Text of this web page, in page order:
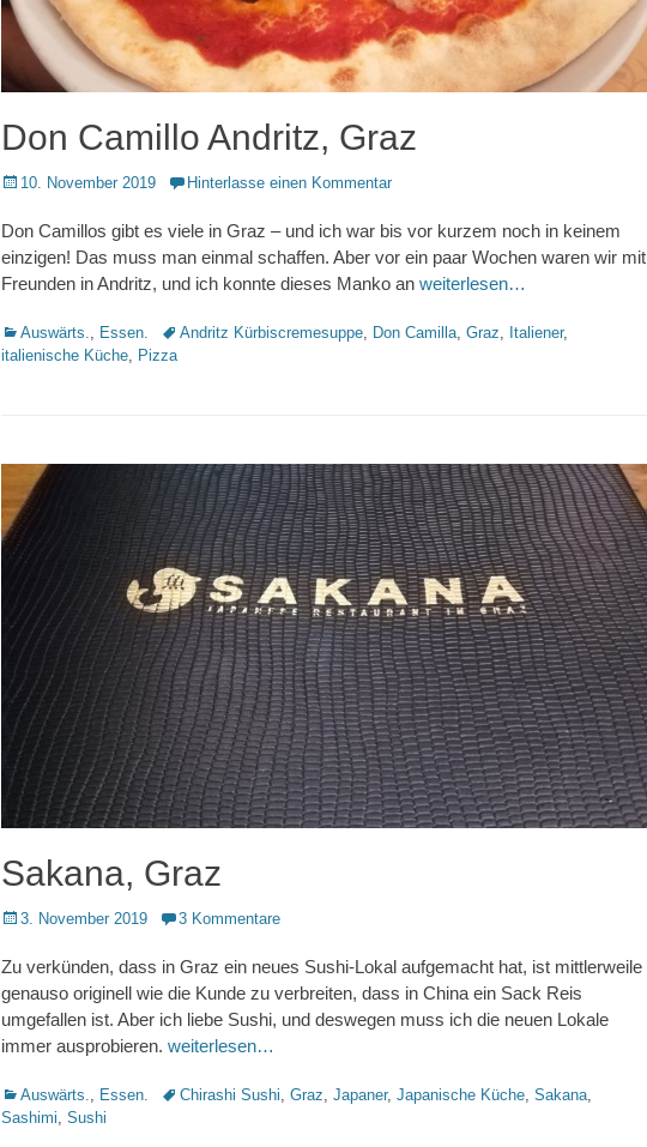
Don Camillo Andritz, Graz
Posted
10. November 2019 Hinterlasse einen Kommentar
Don Camillos gibt es viele in Graz – und ich war bis vor kurzem noch in keinem
einzigen! Das muss man einmal schaffen. Aber vor ein paar Wochen waren wir mit
Freunden in Andritz, und ich konnte dieses Manko an weiterlesen…
Kategorien
Auswärts. Essen. Schlagworte
Andritz Kürbiscremesuppe Don Camilla Graz Italiener,
italienische Küche
Pizza
Sakana, Graz
Posted
3. November 2019 3 Kommentare
Zu verkünden, dass in Graz ein neues Sushi-Lokal aufgemacht hat, ist mittlerweile
genauso originell wie die Kunde zu verbreiten, dass in China ein Sack Reis
umgefallen ist. Aber ich liebe Sushi, und deswegen muss ich die neuen Lokale
immer ausprobieren. weiterlesen…
Kategorien
Auswärts. Essen. Schlagworte
Chirashi Sushi Graz Japaner, Japanische Küche Sakana
Sashimi Sushi